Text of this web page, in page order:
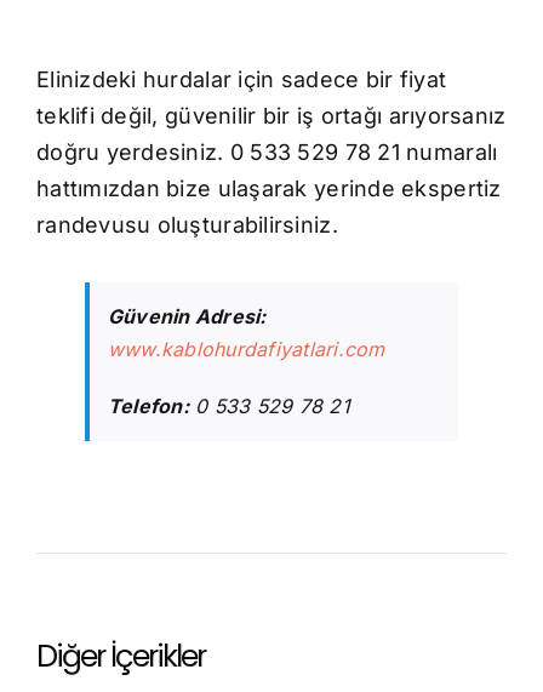
Elinizdeki hurdalar için sadece bir fiyat
teklifi değil, güvenilir bir iş ortağı arıyorsanız
doğru yerdesiniz. 0 533 529 78 21 numaralı
hattımızdan bize ulaşarak yerinde ekspertiz
randevusu oluşturabilirsiniz.
Güvenin Adresi:
www.kablohurdafiyatlari.com
Telefon:0 533 529 78 21
Diğer İçerikler